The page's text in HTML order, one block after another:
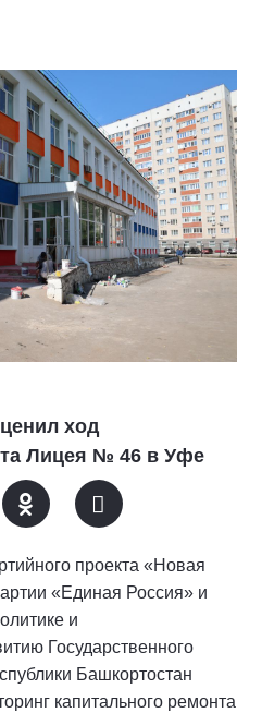
ход
Лицея № 46 в Уфе
проекта «Новая
«Единая Россия» и
и
Государственного
Башкортостан
капитального ремонта